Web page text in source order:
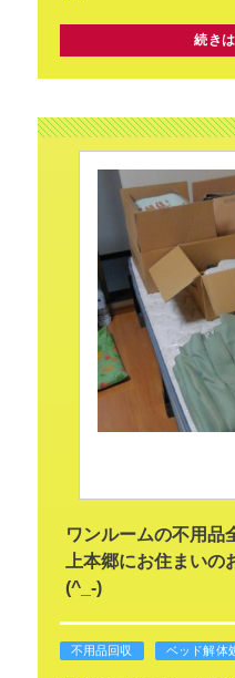
続き
ワンルームの不用品
上本郷にお住まい
(^_-)
不用品回収 ベッド解体